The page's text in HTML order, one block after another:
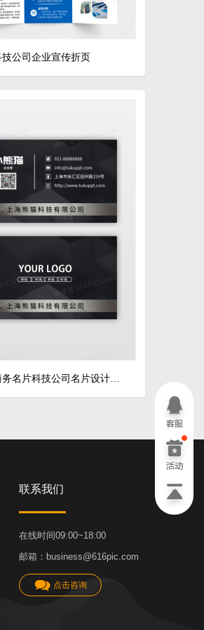
公司企业宣传折页
黑色简约商务名片科技公司名片设计黑色
联系我们
在线时间09:00~18:00
邮箱：business@616pic.com
点击咨询